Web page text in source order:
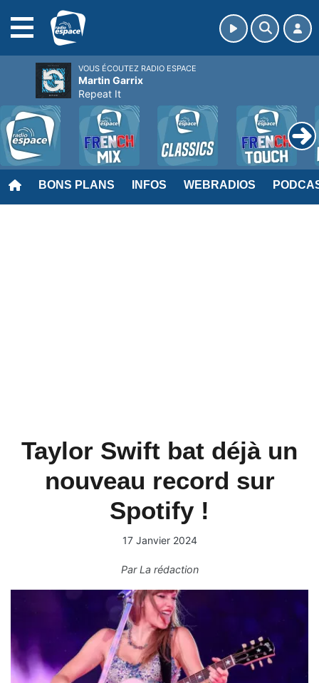
BONS PLANS INFOS WEBRADIOS
Taylor Swift bat déjà un
nouveau record sur
Spotify !
17 Janvier 2024
ParLa rédaction
VOUS ÉCOUTEZ RADIO ESPACE
Martin Garrix
Repeat It